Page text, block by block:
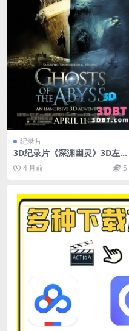
纪录片
3D纪录片《深渊幽灵》3D左
右格式 高清网盘 下载 VR3D
中文出屏字幕
4 月前 5